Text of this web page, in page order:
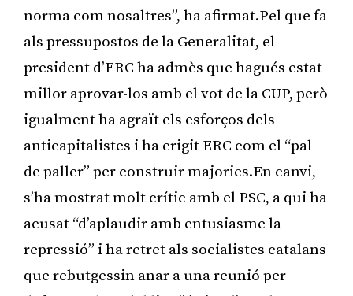
norma com nosaltres”, ha afirmat.Pel que fa
als pressupostos de la Generalitat, el
president d’ERC ha admès que hagués estat
millor aprovar-los amb el vot de la CUP, però
igualment ha agraït els esforços dels
anticapitalistes i ha erigit ERC com el “pal
de paller” per construir majories.En canvi,
s’ha mostrat molt crític amb el PSC, a qui ha
acusat “d’aplaudir amb entusiasme la
repressió” i ha retret als socialistes catalans
que rebutgessin anar a una reunió per